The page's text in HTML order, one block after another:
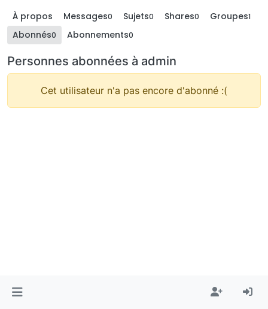
À propos Messages0 Sujets0 Shares0 Groupes1
Abonnés0 Abonnements0
Personnes abonnées à admin
Cet utilisateur n'a pas encore d'abonné :(